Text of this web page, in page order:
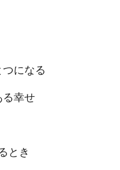
になる
る幸せ
とき